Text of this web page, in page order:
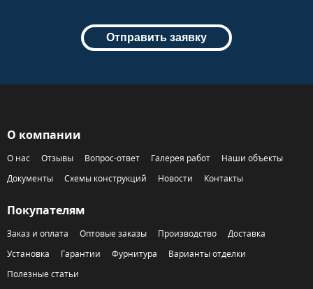
Отправить заявку
О компании
О нас Отзывы Вопрос-ответ Галерея работ
Наши объекты
Документы
Схемы конструкций Новости Контакты
Покупателям
Заказ и оплата Оптовые заказы Производство
Доставка
Установка
Гарантии Фурнитура
Варианты отделки
Полезные статьи